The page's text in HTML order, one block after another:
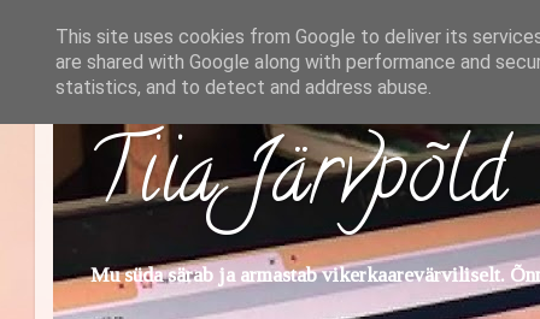
Tiia Järvpõld
Mu süda särab ja armastab vikerkaarevärviliselt.
This site uses cookies from Google to deliver its
are shared with Google along with performance and
statistics, and to detect and address abuse.